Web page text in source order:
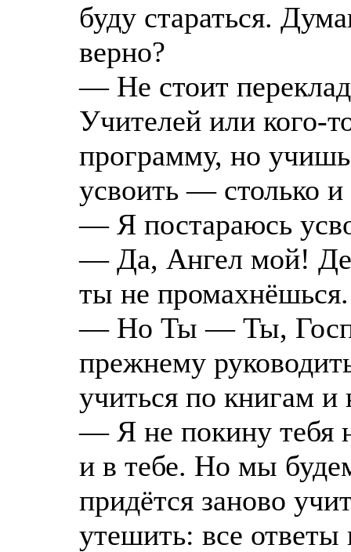
буду стараться.
верно?
— Не стоит
Учителей или кого-
программу, но
усвоить — столько и
— Я постараюсь
— Да, Ангел мой!
ты не промахнёшься.
— Но Ты — Ты,
прежнему
учиться по книгам и
— Я не покину тебя
и в тебе. Но мы
придётся заново
утешить: все ответы